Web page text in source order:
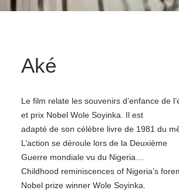
Aké
Le film relate les souvenirs d’enfance de
et prix Nobel Wole Soyinka. Il est
adapté de son célèbre livre de 1981 du
L’action se déroule lors de la Deuxième
Guerre mondiale vu du Nigeria…
Childhood reminiscences of Nigeria’s
Nobel prize winner Wole Soyinka.